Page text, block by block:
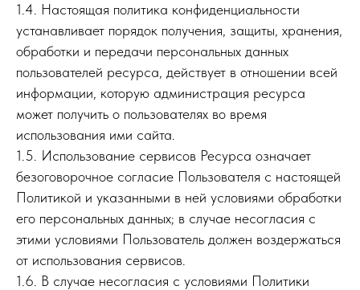
1.4. Настоящая политика конфиденциальности
устанавливает порядок получения, защиты, хранения,
обработки и передачи персональных данных
пользователей ресурса, действует в отношении всей
информации, которую администрация ресурса
может получить о пользователях во время
использования ими сайта.
1.5. Использование сервисов Ресурса означает
безоговорочное согласие Пользователя с настоящей
Политикой и указанными в ней условиями обработки
его персональных данных; в случае несогласия с
этими условиями Пользователь должен воздержаться
от использования сервисов.
1.6. В случае несогласия с условиями Политики